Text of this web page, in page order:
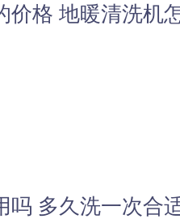
价格 地暖清洗机
吗 多久洗一次合